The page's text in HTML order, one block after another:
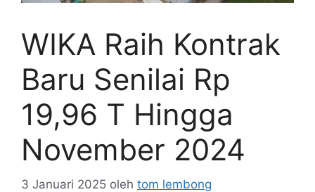
WIKA Raih Kontrak
Baru Senilai Rp
19,96 T Hingga
November 2024
3 Januari 2025 oleh tom lembong